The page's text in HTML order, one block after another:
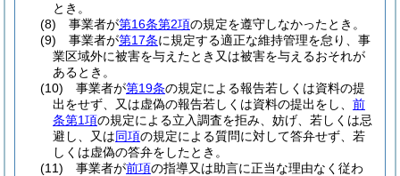
とき。
(8)
事業者が第16条第2項の規定を遵守しなかったとき。
(9)
事業者が第17条に規定する適正な維持管理を怠り、事
業区域外に被害を与えたとき又は被害を与えるおそれが
あるとき。
(10)
事業者が第19条の規定による報告若しくは資料の提
出をせず、又は虚偽の報告若しくは資料の提出をし、 前
条第1項の規定による立入調査を拒み、妨げ、若しくは忌
避し、又は同項の規定による質問に対して答弁せず、若
しくは虚偽の答弁をしたとき。
(11)
事業者が前項の指導又は助言に正当な理由なく従わ